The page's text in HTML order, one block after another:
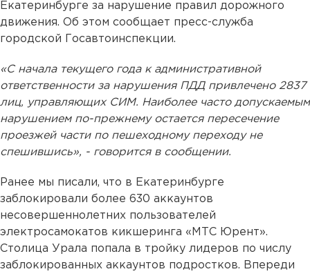
Екатеринбурге за нарушение правил дорожного
движения. Об этом сообщает пресс-служба
городской Госавтоинспекции.
«С начала текущего года к административной
ответственности за нарушения ПДД привлечено 2837
лиц, управляющих СИМ. Наиболее часто допускаемым
нарушением по-прежнему остается пересечение
проезжей части по пешеходному переходу не
спешившись», - говорится в сообщении.
Ранее мы писали, что в Екатеринбурге
заблокировали более 630 аккаунтов
несовершеннолетних пользователей
электросамокатов кикшеринга «МТС Юрент».
Столица Урала попала в тройку лидеров по числу
заблокированных аккаунтов подростков. Впереди